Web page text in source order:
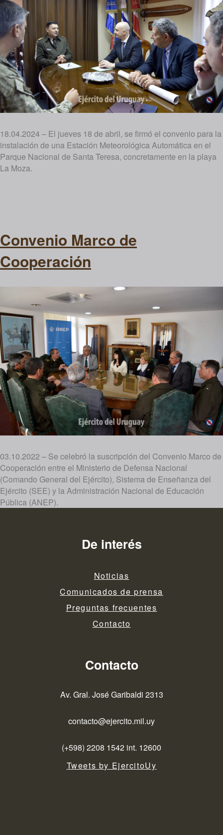
18.04.2024 – El jueves 18 de abril, se firmó el convenio para la
instalación de una Estación Meteorológica Automática en el
Parque Nacional de Santa Teresa, concretamente en la playa
La Moza.
Convenio Marco de
Cooperación
03.10.2022 – Se celebró la suscripción del Convenio Marco de
Cooperación entre el Ministerio de Defensa Nacional
(Comando General del Ejército), Sistema de Enseñanza del
Ejército (SEE) y la Administración Nacional de Educación
Pública (ANEP).
De interés
Noticias
Comunicados de prensa
Preguntas frecuentes
Contacto
Contacto
Av. Gral. José Garibaldi 2313
contacto@ejercito.mil.uy
(+598) 2208 1542 int. 12600
Tweets by EjercitoUy